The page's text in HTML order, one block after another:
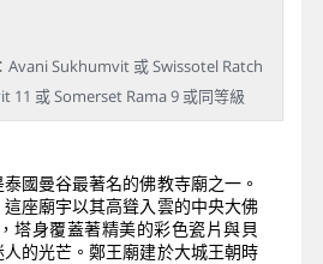
Avani Sukhumvit 或 Swissotel Ratch
11 或 Somerset Rama 9 或同等級
國曼谷最著名的佛教寺廟之一。
座廟宇以其高聳入雲的中央大佛
塔身覆蓋著精美的彩色瓷片與貝
的光芒。鄭王廟建於大城王朝時